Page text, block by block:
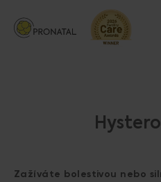
Zažíváte bolestivou nebo